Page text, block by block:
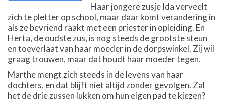
Haar jongere zusje Ida verveelt
zich te pletter op school, maar daar komt verandering in
als ze bevriend raakt met een priester in opleiding. En
Herta, de oudste zus, is nog steeds de grootste steun
en toeverlaat van haar moeder in de dorpswinkel. Zij wil
graag trouwen, maar dat houdt haar moeder tegen.
Marthe mengt zich steeds in de levens van haar
dochters, en dat blijft niet altijd zonder gevolgen. Zal
het de drie zussen lukken om hun eigen pad te kiezen?